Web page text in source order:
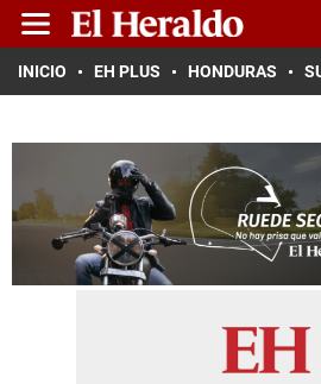
INICIO EH PLUS HONDURAS